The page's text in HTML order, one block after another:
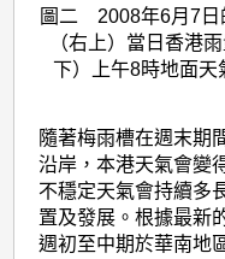
圖二 2008年6月7日
（右上）當日香港
下）上午8時地面天
隨著梅雨槽在週末期
沿岸，本港天氣會變
不穩定天氣會持續多
置及發展。根據最新
週初至中期於華南地